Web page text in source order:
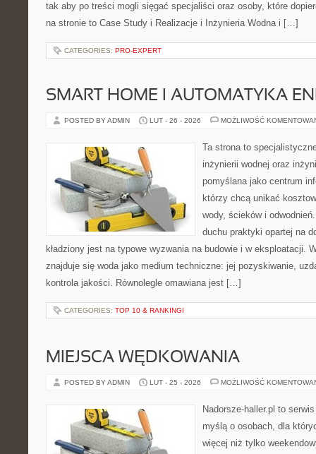
tak aby po treści mogli sięgać specjaliści oraz osoby, które
na stronie to Case Study i Realizacje i Inżynieria Wodna i […]
CATEGORIES: PRO-EXPERT
SMART HOME I AUTOMATYKA
POSTED BY ADMIN LUT - 26 - 2026 MOŻLIWOŚĆ
Ta strona to
inżynierii wodnej oraz
pomyślana jako centrum
którzy chcą unikać
wody, ścieków i
duchu praktyki opartej na
kładziony jest na typowe wyzwania na budowie i w eksploatacji.
znajduje się woda jako medium techniczne: jej pozyskiwanie,
kontrola jakości. Równolegle omawiana jest […]
CATEGORIES: TOP 10 & RANKINGI
MIEJSCA WĘDKOWANIA
POSTED BY ADMIN LUT - 25 - 2026 MOŻLIWOŚĆ
Nadorsze-haller.pl to
myślą o osobach, dla
więcej niż tylko